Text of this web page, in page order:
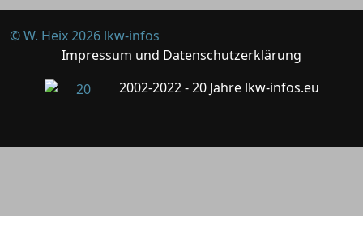
© W. Heix 2026 lkw-infos
Impressum und Datenschutzerklärung
2002-2022 - 20 Jahre lkw-infos.eu